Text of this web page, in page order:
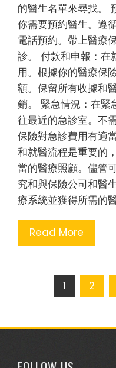
的醫生名單來尋找。
你需要預約醫生。遵
電話預約。帶上醫療
診。 付款和申報：在
用。根據你的醫療保
額。保留所有收據和
銷。 緊急情況：在緊
往最近的急診室。不
保險對急診費用有適
和就醫流程是重要的
當的醫療照顧。儘管
究和與保險公司和醫
療系統並獲得所需的
Read More
Posts 1 2